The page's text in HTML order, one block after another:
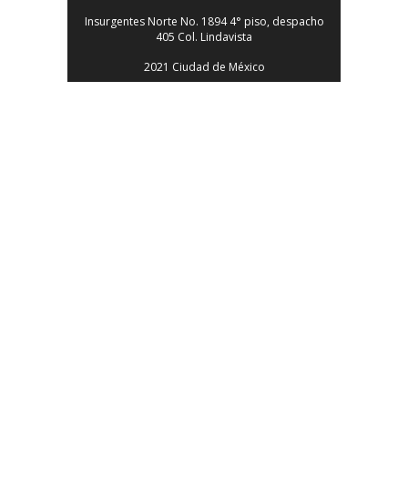
Insurgentes Norte No. 1894 4° piso, despacho
405 Col. Lindavista
2021 Ciudad de México